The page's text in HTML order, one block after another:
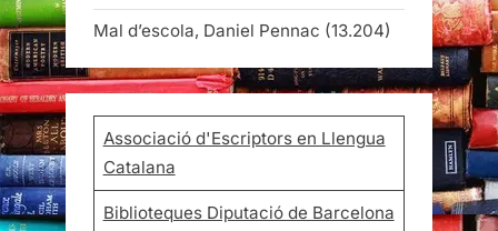
Mal d’escola, Daniel Pennac (13.204)
Associació d'Escriptors en Llengua
Catalana
Biblioteques Diputació de Barcelona